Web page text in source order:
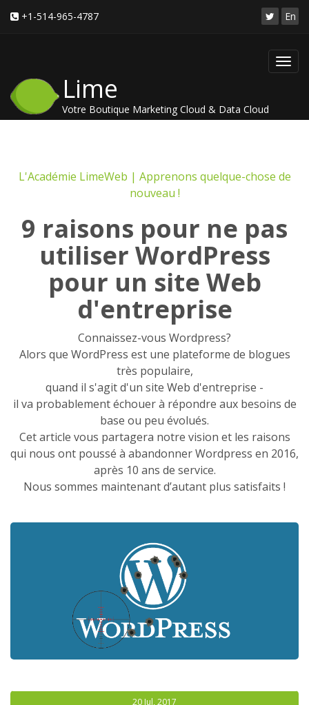
+1-514-965-4787 En
Lime
Votre Boutique Marketing Cloud & Data Cloud
L'Académie LimeWeb | Apprenons quelque-chose de
nouveau !
9 raisons pour ne pas
utiliser WordPress
pour un site Web
d'entreprise
Connaissez-vous Wordpress?
Alors que WordPress est une plateforme de blogues
très populaire,
quand il s'agit d'un site Web d'entreprise -
il va probablement échouer à répondre aux besoins de
base ou peu évolués.
Cet article vous partagera notre vision et les raisons
qui nous ont poussé à abandonner Wordpress en 2016,
après 10 ans de service.
Nous sommes maintenant d’autant plus satisfaits !
20 Jul, 2017